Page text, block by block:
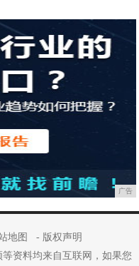
广告
地图 - 版权声明
资料均来自互联网，如果您